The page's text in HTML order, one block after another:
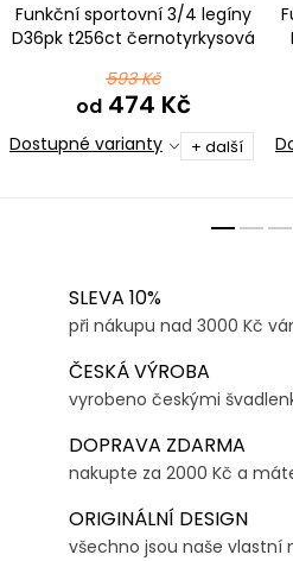
Funkční sportovní 3/4 legíny
D36pk t256ct černotyrkysová
593 Kč
od474 Kč
Dostupné varianty + další
SLEVA 10%
při nákupu nad 3000 Kč
ČESKÁ VÝROBA
vyrobeno českými
DOPRAVA ZDARMA
nakupte za 2000 Kč a
ORIGINÁLNÍ DESIGN
všechno jsou naše vlastní